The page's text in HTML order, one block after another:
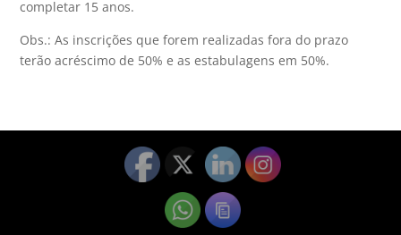
completar 15 anos.
Obs.: As inscrições que forem realizadas fora do prazo
terão acréscimo de 50% e as estabulagens em 50%.